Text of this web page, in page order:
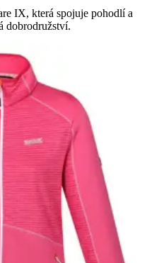
IX, která spojuje pohodlí a
dobrodružství.